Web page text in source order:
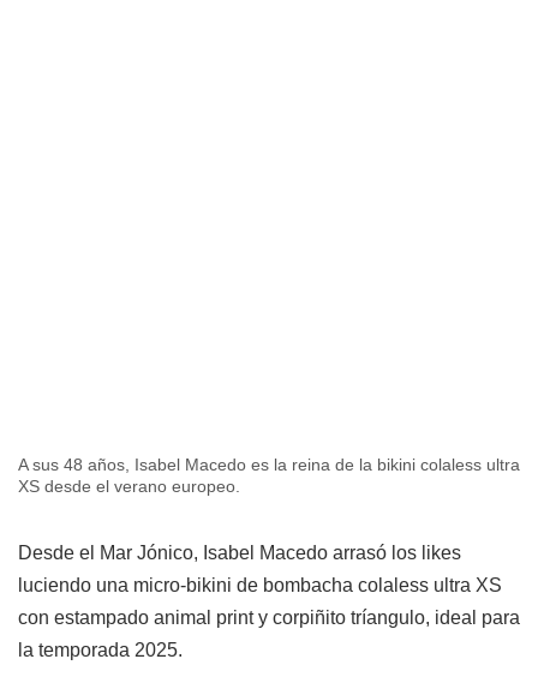
A sus 48 años, Isabel Macedo es la reina de la bikini colaless ultra
XS desde el verano europeo.
Desde el Mar Jónico, Isabel Macedo arrasó los likes
luciendo una micro-bikini de bombacha colaless ultra XS
con estampado animal print y corpiñito tríangulo, ideal para
la temporada 2025.